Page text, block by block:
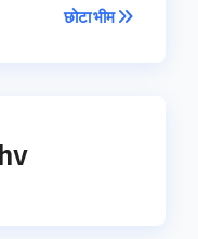
छोटा भीम